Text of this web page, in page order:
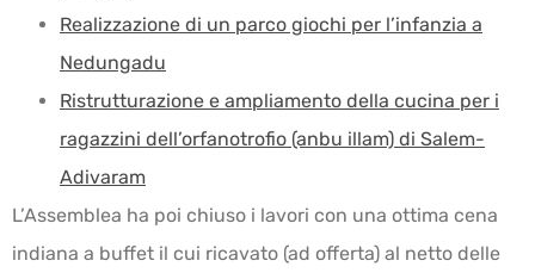
Realizzazione di un parco giochi per l’infanzia a
Nedungadu
Ristrutturazione e ampliamento della cucina per i
ragazzini dell’orfanotrofio (anbu illam) di Salem-
Adivaram
L’Assemblea ha poi chiuso i lavori con una ottima cena
indiana a buffet il cui ricavato (ad offerta) al netto delle